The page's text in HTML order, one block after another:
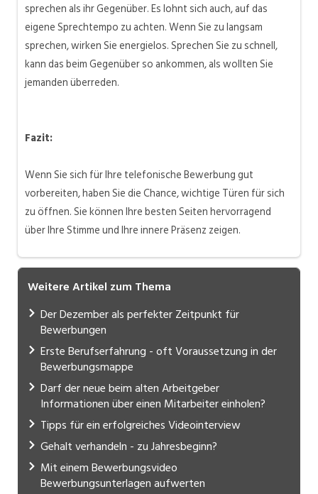
sprechen als ihr Gegenüber. Es lohnt sich auch, auf das
eigene Sprechtempo zu achten. Wenn Sie zu langsam
sprechen, wirken Sie energielos. Sprechen Sie zu schnell,
kann das beim Gegenüber so ankommen, als wollten Sie
jemanden überreden.
Fazit:
Wenn Sie sich für Ihre telefonische Bewerbung gut
vorbereiten, haben Sie die Chance, wichtige Türen für sich
zu öffnen. Sie können Ihre besten Seiten hervorragend
über Ihre Stimme undIhre innere Präsenz zeigen.
Weitere Artikel zum Thema
Der Dezember als perfekter Zeitpunkt für
Bewerbungen
​Erste Berufserfahrung - oft Voraussetzung in der
Bewerbungsmappe
Darf der neue beim alten Arbeitgeber
Informationen über einen Mitarbeiter einholen?
Tipps für ein erfolgreiches Videointerview
Gehalt verhandeln - zu Jahresbeginn?
Mit einem Bewerbungsvideo
Bewerbungsunterlagen aufwerten